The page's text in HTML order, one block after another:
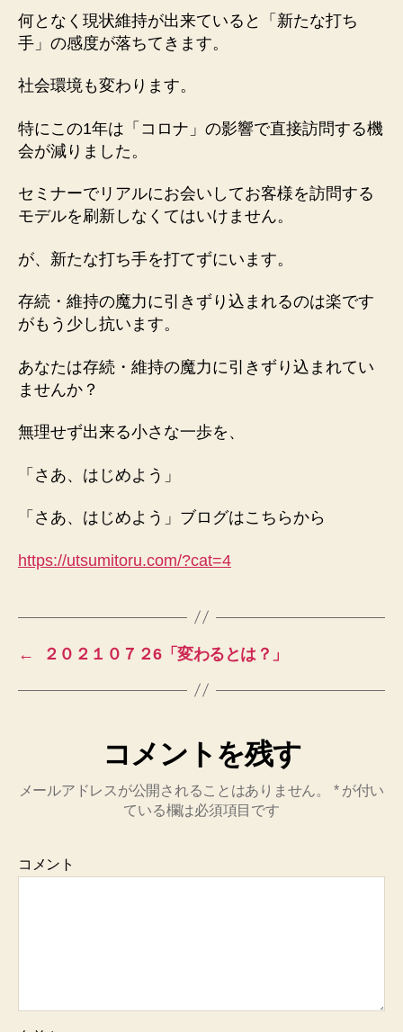
何となく現状維持が出来ていると「新たな打ち
手」の感度が落ちてきます。
社会環境も変わります。
特にこの1年は「コロナ」の影響で直接訪問する機
会が減りました。
セミナーでリアルにお会いしてお客様を訪問する
モデルを刷新しなくてはいけません。
が、新たな打ち手を打てずにいます。
存続・維持の魔力に引きずり込まれるのは楽です
がもう少し抗います。
あなたは存続・維持の魔力に引きずり込まれてい
ませんか？
無理せず出来る小さな一歩を、
「さあ、はじめよう」
「さあ、はじめよう」ブログはこちらから
https://utsumitoru.com/?cat=4
← ２０２１０７２6「変わるとは？」
コメントを残す
メールアドレスが公開されることはありません。 *が付い
ている欄は必須項目です
コメント